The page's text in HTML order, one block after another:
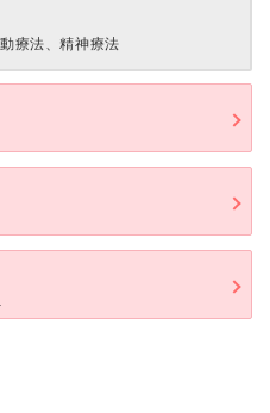
療法、精神療法